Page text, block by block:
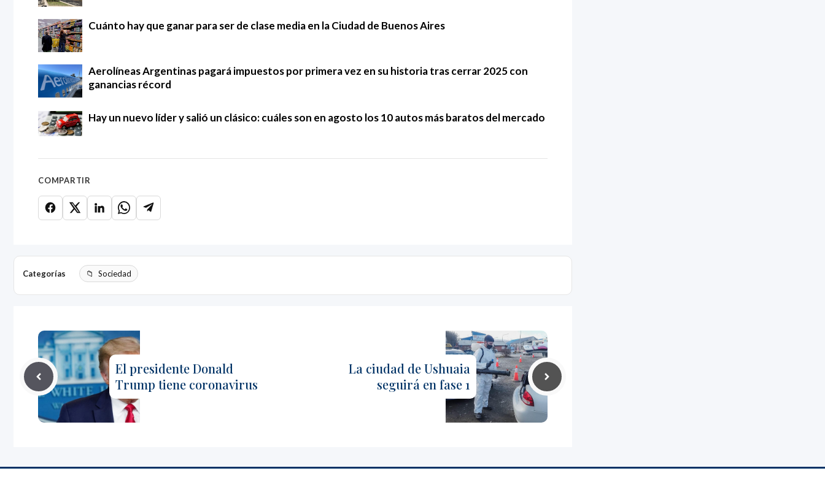
Cuánto hay que ganar para ser de clase media en la Ciudad de Buenos Aires
Aerolíneas Argentinas pagará impuestos por primera vez en su historia tras cerrar 2025 con
ganancias récord
Hay un nuevo líder y salió un clásico: cuáles son en agosto los 10 autos más baratos del mercado
COMPARTIR
Categorías Sociedad
El presidente Donald
Trump tiene coronavirus
La ciudad de Ushuaia
seguirá en fase 1